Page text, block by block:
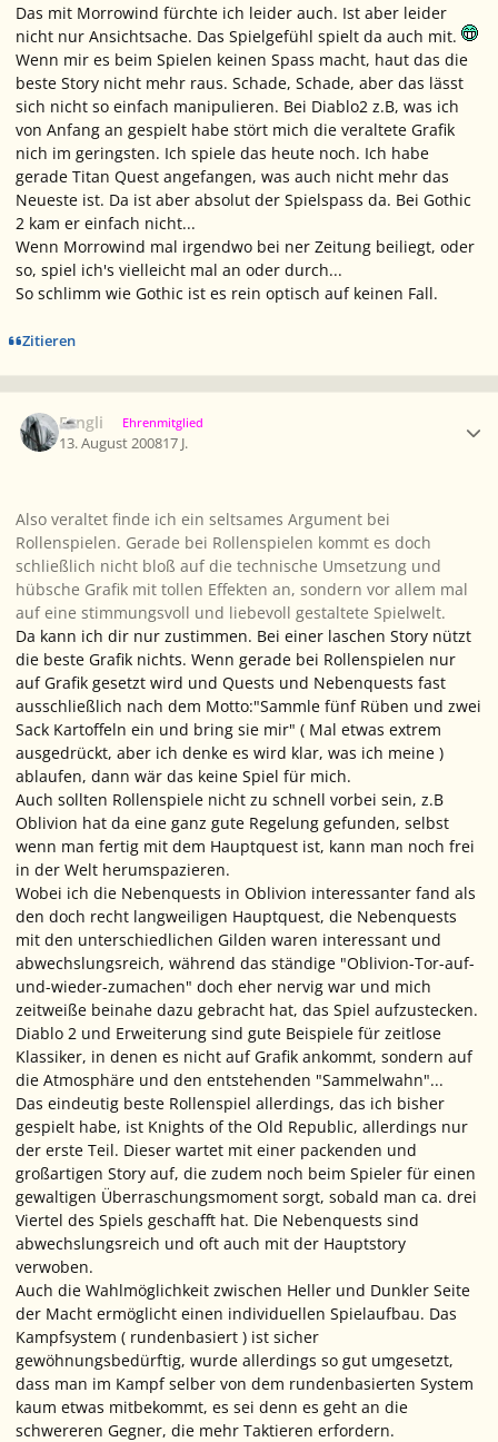
Das mit Morrowind fürchte ich leider auch. Ist aber leider
nicht nur Ansichtsache. Das Spielgefühl spielt da auch mit.
Wenn mir es beim Spielen keinen Spass macht, haut das die
beste Story nicht mehr raus. Schade, Schade, aber das lässt
sich nicht so einfach manipulieren. Bei Diablo2 z.B, was ich
von Anfang an gespielt habe stört mich die veraltete Grafik
nich im geringsten. Ich spiele das heute noch. Ich habe
gerade Titan Quest angefangen, was auch nicht mehr das
Neueste ist. Da ist aber absolut der Spielspass da. Bei Gothic
2 kam er einfach nicht...
Wenn Morrowind mal irgendwo bei ner Zeitung beiliegt, oder
so, spiel ich's vielleicht mal an oder durch...
So schlimm wie Gothic ist es rein optisch auf keinen Fall.
Zitieren
Fangli Ehrenmitglied
13. August 200817 J.
Also veraltet finde ich ein seltsames Argument bei
Rollenspielen. Gerade bei Rollenspielen kommt es doch
schließlich nicht bloß auf die technische Umsetzung und
hübsche Grafik mit tollen Effekten an, sondern vor allem mal
auf eine stimmungsvoll und liebevoll gestaltete Spielwelt.
Da kann ich dir nur zustimmen. Bei einer laschen Story nützt
die beste Grafik nichts. Wenn gerade bei Rollenspielen nur
auf Grafik gesetzt wird und Quests und Nebenquests fast
ausschließlich nach dem Motto:"Sammle fünf Rüben und zwei
Sack Kartoffeln ein und bring sie mir" ( Mal etwas extrem
ausgedrückt, aber ich denke es wird klar, was ich meine )
ablaufen, dann wär das keine Spiel für mich.
Auch sollten Rollenspiele nicht zu schnell vorbei sein, z.B
Oblivion hat da eine ganz gute Regelung gefunden, selbst
wenn man fertig mit dem Hauptquest ist, kann man noch frei
in der Welt herumspazieren.
Wobei ich die Nebenquests in Oblivion interessanter fand als
den doch recht langweiligen Hauptquest, die Nebenquests
mit den unterschiedlichen Gilden waren interessant und
abwechslungsreich, während das ständige "Oblivion-Tor-auf-
und-wieder-zumachen" doch eher nervig war und mich
zeitweiße beinahe dazu gebracht hat, das Spiel aufzustecken.
Diablo 2 und Erweiterung sind gute Beispiele für zeitlose
Klassiker, in denen es nicht auf Grafik ankommt, sondern auf
die Atmosphäre und den entstehenden "Sammelwahn"...
Das eindeutig beste Rollenspiel allerdings, das ich bisher
gespielt habe, ist Knights of the Old Republic, allerdings nur
der erste Teil. Dieser wartet mit einer packenden und
großartigen Story auf, die zudem noch beim Spieler für einen
gewaltigen Überraschungsmoment sorgt, sobald man ca. drei
Viertel des Spiels geschafft hat. Die Nebenquests sind
abwechslungsreich und oft auch mit der Hauptstory
verwoben.
Auch die Wahlmöglichkeit zwischen Heller und Dunkler Seite
der Macht ermöglicht einen individuellen Spielaufbau. Das
Kampfsystem ( rundenbasiert ) ist sicher
gewöhnungsbedürftig, wurde allerdings so gut umgesetzt,
dass man im Kampf selber von dem rundenbasierten System
kaum etwas mitbekommt, es sei denn es geht an die
schwereren Gegner, die mehr Taktieren erfordern.